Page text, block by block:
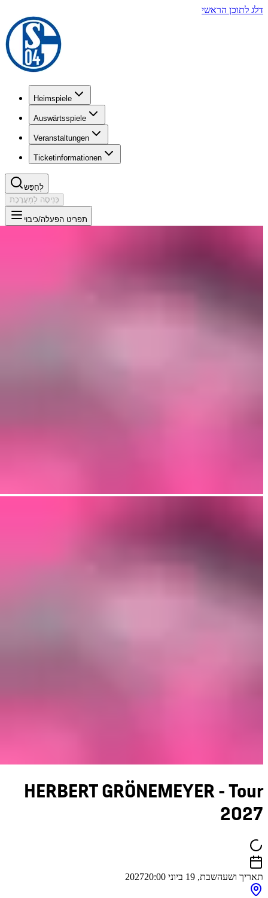
דלג לתוכן הראשי
Heimspiele
Auswärtsspiele
Veranstaltungen
Ticketinformationen
לְחַפֵּשׂ
כְּנִיסָה לַמַעֲרֶכֶת
תפריט הפעלה/כיבוי
HERBERT GRÖNEMEYER - Tour
2027
תאריך ושעהשבת, 19 ביוני 2027 20:00